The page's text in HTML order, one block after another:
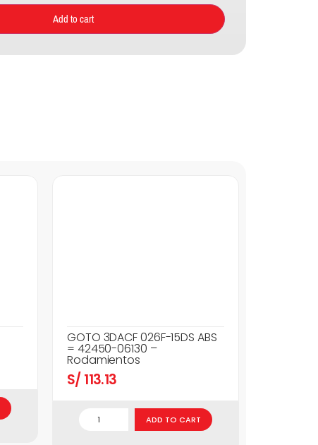
Add to cart
GOTO 3DACF 026F-15DS ABS
= 42450-06130 –
Rodamientos
S/ 113.13
ADD TO CART